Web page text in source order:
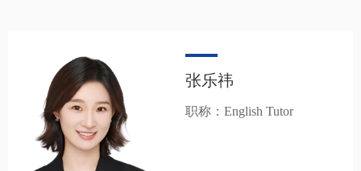
张乐祎
职称：English Tutor